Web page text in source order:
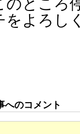
のところ
をよろし
へのコメント